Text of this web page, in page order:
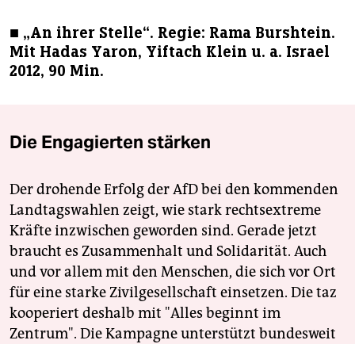
■ „An ihrer Stelle“. Regie: Rama Burshtein.
Mit Hadas Yaron, Yiftach Klein u. a. Israel
2012, 90 Min.
Die Engagierten stärken
Der drohende Erfolg der AfD bei den kommenden
Landtagswahlen zeigt, wie stark rechtsextreme
Kräfte inzwischen geworden sind. Gerade jetzt
braucht es Zusammenhalt und Solidarität. Auch
und vor allem mit den Menschen, die sich vor Ort
für eine starke Zivilgesellschaft einsetzen. Die taz
kooperiert deshalb mit "Alles beginnt im
Zentrum". Die Kampagne unterstützt bundesweit